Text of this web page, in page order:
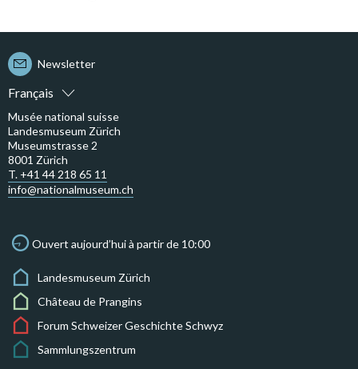
Français
Newsletter
Musée national suisse
Landesmuseum Zürich
Museumstrasse 2
8001 Zürich
T. +41 44 218 65 11
info@nationalmuseum.ch
Ouvert aujourd’hui à partir de 10:00
Landesmuseum Zürich
Château de Prangins
Forum Schweizer Geschichte Schwyz
Sammlungszentrum